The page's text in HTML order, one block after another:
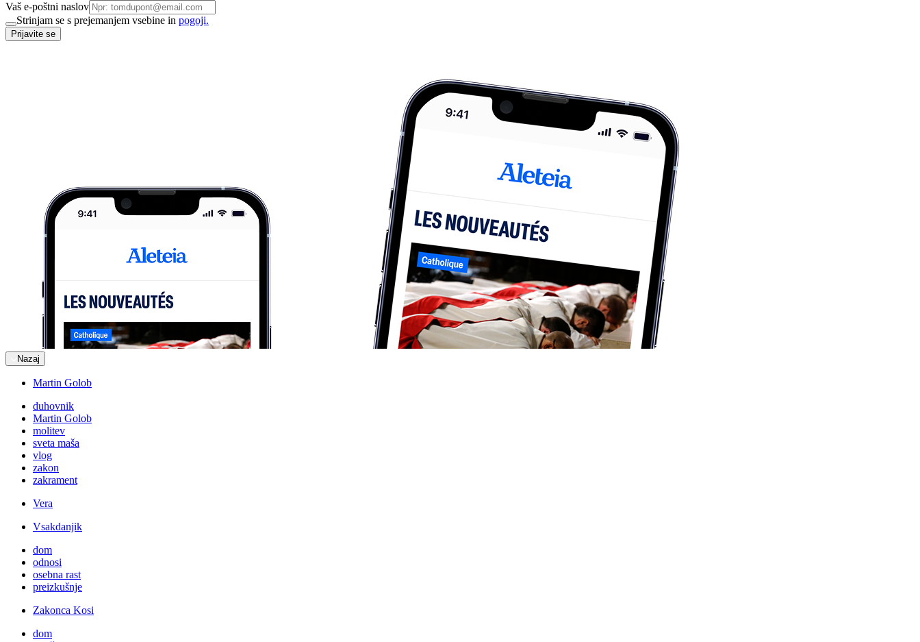
Vaš e-poštni naslov
Strinjam se s prejemanjem vsebine in pogoji.
Prijavite se
Nazaj
Martin Golob
duhovnik
Martin Golob
molitev
sveta maša
vlog
zakon
zakrament
Vera
Vsakdanjik
dom
odnosi
osebna rast
preizkušnje
Zakonca Kosi
dom